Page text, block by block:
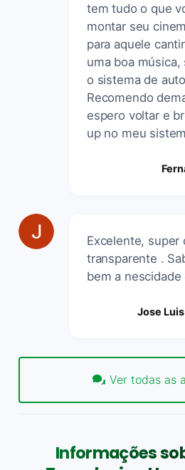
tem tudo o que
montar seu
para aquele
uma boa
o sistema de
Recomendo
espero voltar e
up no meu
Excelente, super
transparente .
bem a
Jose
Ver todas as
Informações